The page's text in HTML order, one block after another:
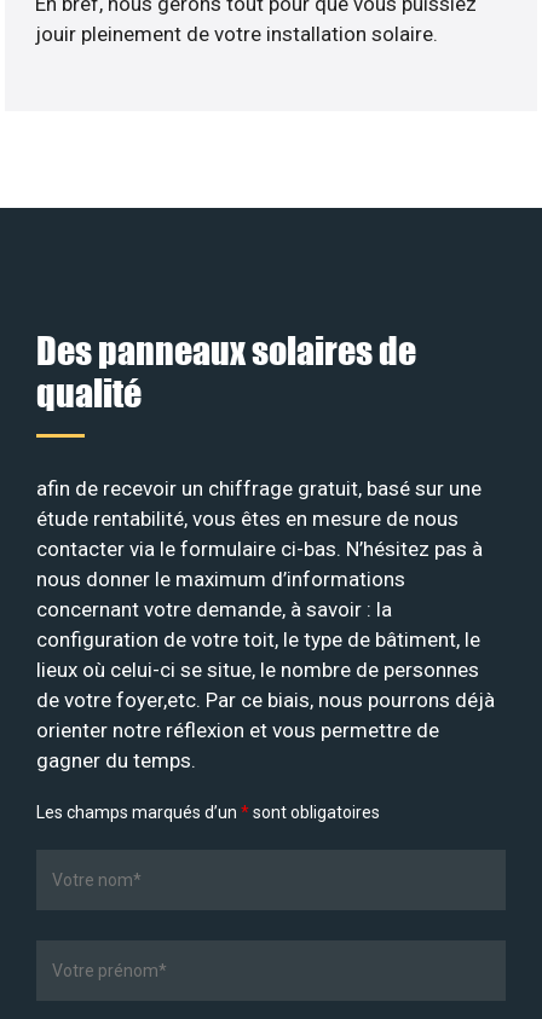
jouir pleinement de votre installation solaire.
Des panneaux solaires de
qualité
afin de recevoir un chiffrage gratuit, basé sur une
étude rentabilité, vous êtes en mesure de nous
contacter via le formulaire ci-bas. N’hésitez pas à
nous donner le maximum d’informations
concernant votre demande, à savoir : la
configuration de votre toit, le type de bâtiment, le
lieux où celui-ci se situe, le nombre de personnes
de votre foyer,etc. Par ce biais, nous pourrons déjà
orienter notre réflexion et vous permettre de
gagner du temps.
Les champs marqués d’un *sont obligatoires